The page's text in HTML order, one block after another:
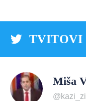
TVITOVI
Miša